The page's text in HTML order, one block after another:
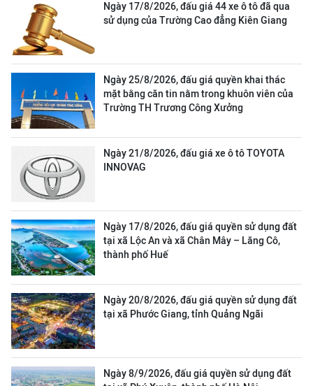
Ngày 17/8/2026, đấu giá 44 xe ô tô đã qua
sử dụng của Trường Cao đẳng Kiên Giang
Ngày 25/8/2026, đấu giá quyền khai thác
mặt bằng căn tin nằm trong khuôn viên của
Trường TH Trương Công Xưởng
Ngày 21/8/2026, đấu giá xe ô tô TOYOTA
INNOVAG
Ngày 17/8/2026, đấu giá quyền sử dụng đất
tại xã Lộc An và xã Chân Mây – Lăng Cô,
thành phố Huế
Ngày 20/8/2026, đấu giá quyền sử dụng đất
tại xã Phước Giang, tỉnh Quảng Ngãi
Ngày 8/9/2026, đấu giá quyền sử dụng đất